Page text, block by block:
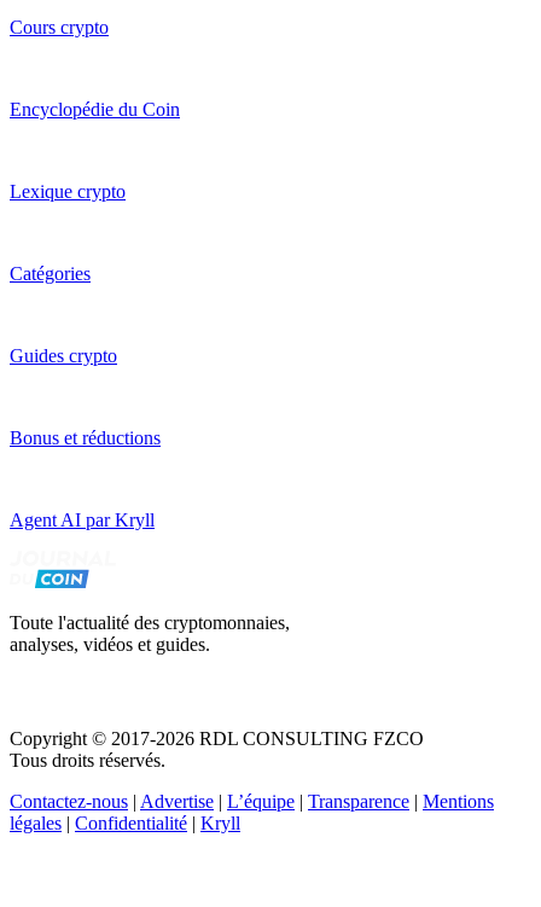
Cours crypto
Encyclopédie du Coin
Lexique crypto
Catégories
Guides crypto
Bonus et réductions
Agent AI par Kryll
Toute l'actualité des cryptomonnaies,
analyses, vidéos et guides.
Copyright © 2017-2026 RDL CONSULTING FZCO
Tous droits réservés.
Contactez-nous | Advertise | L’équipe | Transparence | Mentions
légales | Confidentialité | Kryll